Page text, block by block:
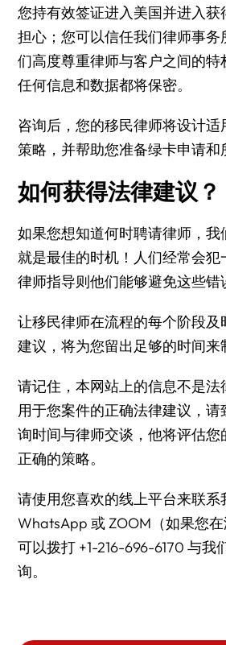
您持有效签证进入美国并进入获
担心；您可以信任我们律师事
们高度尊重律师与客户之间的特
任何信息和数据都将保密。
咨询后，您的移民律师将设计
策略，并帮助您准备绿卡申请和
如何获得法律建议？
如果您想知道何时聘请律师，我
就是最佳的时机！人们经常会
律师指导则他们能够避免这些错
让移民律师在流程的每个阶段
建议，将为您留出足够的时间来
请记住，本网站上的信息不是
用于您案件的正确法律建议，请
询时间与律师交谈，他将评估
正确的策略。
请使用您喜欢的线上平台来联系
WhatsApp 或 ZOOM（如果您
可以拨打 +1-216-696-6170 与我
询。